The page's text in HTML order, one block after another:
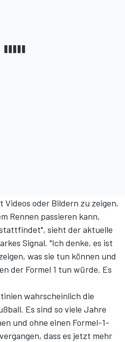
Videos oder Bildern zu zeigen,
Rennen passieren kann,
sieht der aktuelle
Signal. "Ich denke, es ist
was sie tun können und
der Formel 1 tun würde. Es
wahrscheinlich die
Es sind so viele Jahre
und ohne einen Formel-1-
dass es jetzt mehr